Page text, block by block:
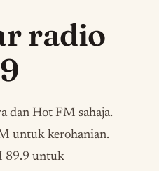
radio
dan Hot FM sahaja.
untuk kerohanian.
89.9 untuk